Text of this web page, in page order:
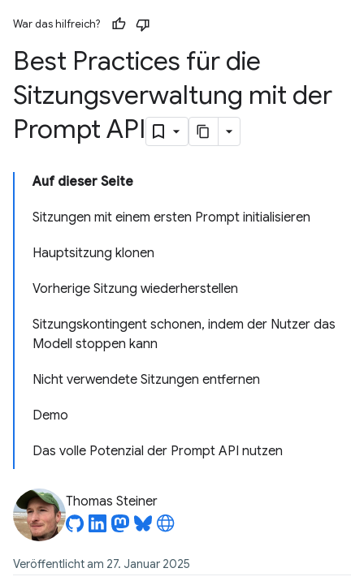
War das hilfreich?
Best Practices für die
Sitzungsverwaltung mit der
Prompt API
Auf dieser Seite
Sitzungen mit einem ersten Prompt initialisieren
Hauptsitzung klonen
Vorherige Sitzung wiederherstellen
Sitzungskontingent schonen, indem der Nutzer das
Modell stoppen kann
Nicht verwendete Sitzungen entfernen
Demo
Das volle Potenzial der Prompt API nutzen
Thomas Steiner
Veröffentlicht am 27. Januar 2025